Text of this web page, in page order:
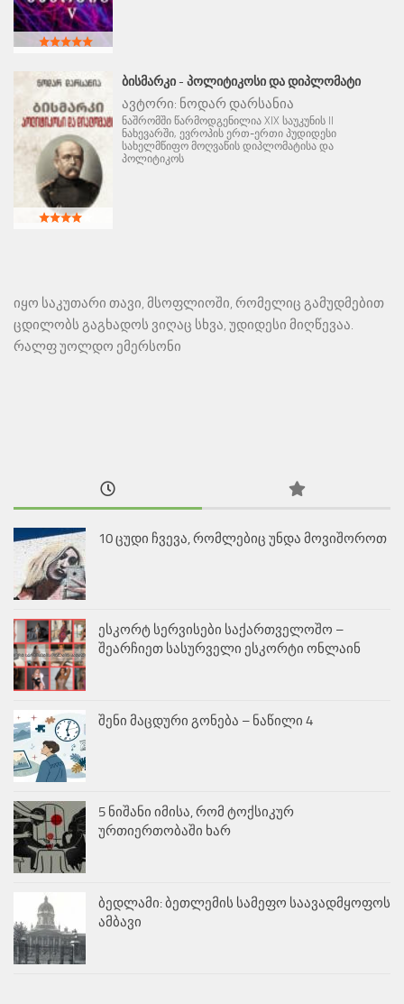
ᲑᲘᲡᲛᲐᲠᲙᲘ - ᲞᲝᲚᲘᲢᲘᲙᲝᲡᲘ ᲓᲐ ᲓᲘᲞᲚᲝᲛᲐᲢᲘ
ავტორი: ნოდარ დარსანია
ნაშრომში წარმოდგენილია XIX საუკუნის II
ნახევარში, ევროპის ერთ-ერთი პუდიდესი
სახელმწიფო მოღვაწის დიპლომატისა და
პოლიტიკოს
იყო საკუთარი თავი, მსოფლიოში, რომელიც გამუდმებით
ცდილობს გაგხადოს ვიღაც სხვა, უდიდესი მიღწევაა.
რალფ უოლდო ემერსონი
10 ცუდი ჩვევა, რომლებიც უნდა მოვიშოროთ
ესკორტ სერვისები საქართველოშო –
შეარჩიეთ სასურველი ესკორტი ონლაინ
შენი მაცდური გონება – ნაწილი 4
5 ნიშანი იმისა, რომ ტოქსიკურ
ურთიერთობაში ხარ
ბედლამი: ბეთლემის სამეფო საავადმყოფოს
ამბავი